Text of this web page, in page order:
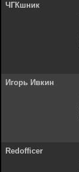
ЧГКшник
Игорь Ивкин
Redofficer